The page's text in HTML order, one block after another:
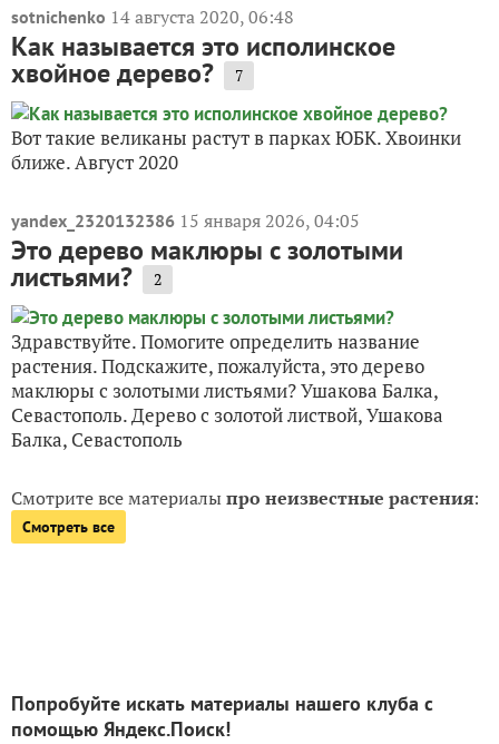
sotnichenko 14 августа 2020, 06:48
Как называется это исполинское
хвойное дерево? 7
Вот такие великаны растут в парках ЮБК. Хвоинки
ближе. Август 2020
yandex_2320132386 15 января 2026, 04:05
Это дерево маклюры с золотыми
листьями? 2
Здравствуйте. Помогите определить название
растения. Подскажите, пожалуйста, это дерево
маклюры с золотыми листьями? Ушакова Балка,
Севастополь. Дерево с золотой листвой, Ушакова
Балка, Севастополь
Смотрите все материалыпро неизвестные растения:
Смотреть все
Попробуйте искать материалы нашего клуба с
помощью Яндекс.Поиск!